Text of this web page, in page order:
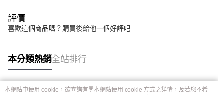
評價
喜歡這個商品嗎？購買後給他一個好評吧
本分類熱銷全站排行
本網站中使用 cookie，欲查詢有關本網站使用 cookie 方式之詳情，及若您不希